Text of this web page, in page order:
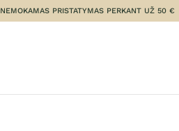
NEMOKAMAS PRISTATYMAS PERKANT UŽ 50 €